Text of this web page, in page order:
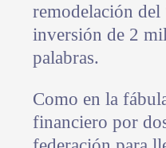
remodelación del
inversión de 2
palabras.
Como en la
financiero por